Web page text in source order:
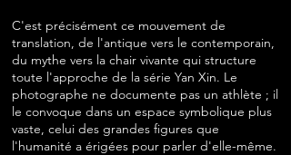
C'est précisément ce mouvement de
translation, de l'antique vers le contemporain,
du mythe vers la chair vivante qui structure
toute l'approche de la série Yan Xin. Le
photographe ne documente pas un athlète ; il
le convoque dans un espace symbolique plus
vaste, celui des grandes figures que
l'humanité a érigées pour parler d'elle-même.